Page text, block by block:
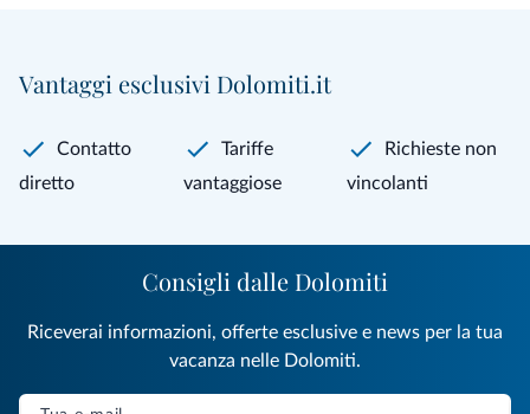
Vantaggi esclusivi Dolomiti.it
Contatto
diretto
Tariffe
vantaggiose
Richieste non
vincolanti
Consigli dalle Dolomiti
Riceverai informazioni, offerte esclusive e news per la tua
vacanza nelle Dolomiti.